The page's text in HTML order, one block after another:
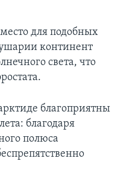
для подобных
континент
света, что
благоприятны
благодаря
полюса